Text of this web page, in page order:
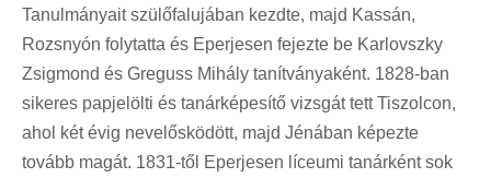
Tanulmányait szülőfalujában kezdte, majd Kassán,
Rozsnyón folytatta és Eperjesen fejezte be Karlovszky
Zsigmond és Greguss Mihály tanítványaként. 1828-ban
sikeres papjelölti és tanárképesítő vizsgát tett Tiszolcon,
ahol két évig nevelősködött, majd Jénában képezte
tovább magát. 1831-től Eperjesen líceumi tanárként sok